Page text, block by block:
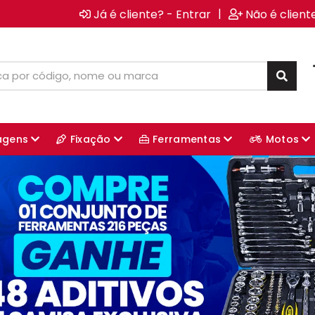
Já é cliente? - Entrar | Não é
Fixação Ferramentas Motos